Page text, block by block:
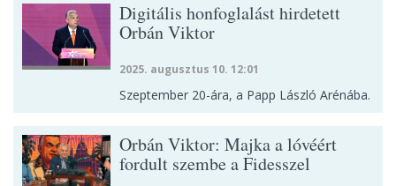
Digitális honfoglalást hirdetett
Orbán Viktor
2025. augusztus 10. 12:01
Szeptember 20-ára, a Papp László Arénába.
Orbán Viktor: Majka a lóvéért
fordult szembe a Fidesszel